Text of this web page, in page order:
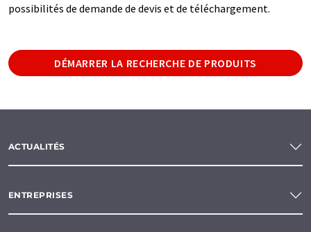
possibilités de demande de devis et de téléchargement.
DÉMARRER LA RECHERCHE DE PRODUITS
ACTUALITÉS
ENTREPRISES